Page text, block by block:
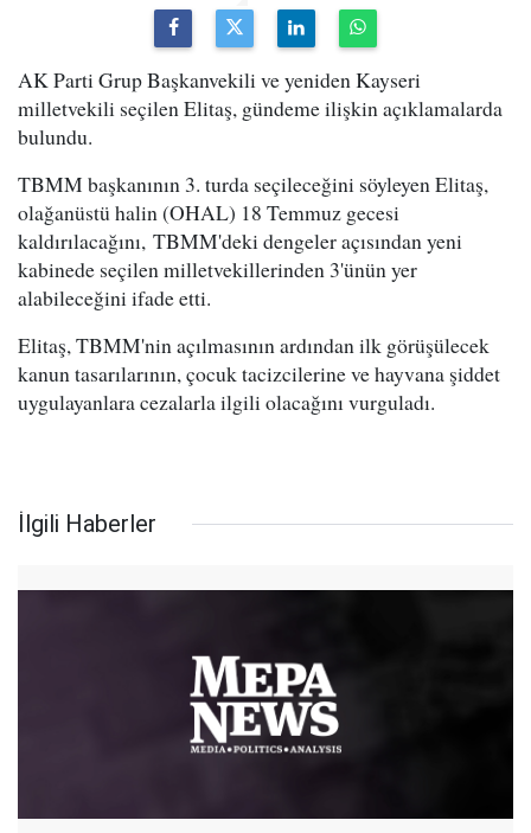
AK Parti Grup Başkanvekili ve yeniden Kayseri
milletvekili seçilen Elitaş, gündeme ilişkin açıklamalarda
bulundu.
TBMM başkanının 3. turda seçileceğini söyleyen Elitaş,
olağanüstü halin (OHAL) 18 Temmuz gecesi
kaldırılacağını, TBMM'deki dengeler açısından yeni
kabinede seçilen milletvekillerinden 3'ünün yer
alabileceğini ifade etti.
Elitaş, TBMM'nin açılmasının ardından ilk görüşülecek
kanun tasarılarının, çocuk tacizcilerine ve hayvana şiddet
uygulayanlara cezalarla ilgili olacağını vurguladı.
İlgili Haberler